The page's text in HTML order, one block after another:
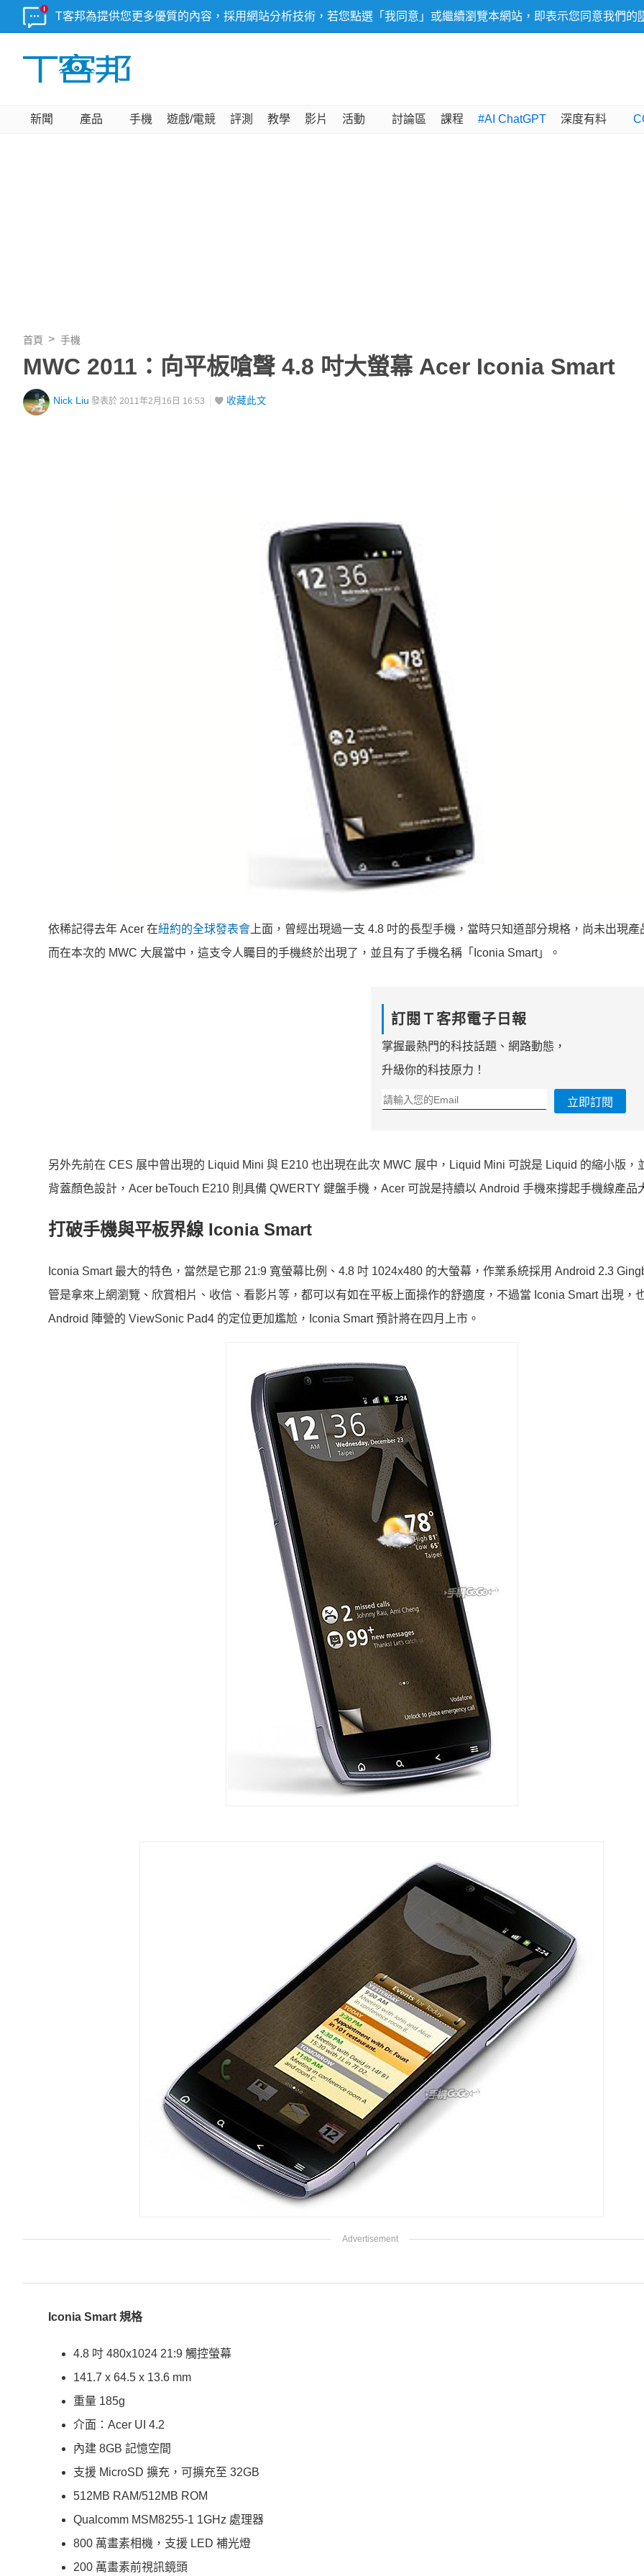
T客邦為提供您更多優質的內容，採用網站分析技術，若您點選「我同意」或繼續瀏覽本網站，即表示您同意我們的
新聞 產品 手機 遊戲/電競 評測 教學 影片 活動 討論區 課程 #AI ChatGPT 深度有料
首頁 手機
MWC 2011：向平板嗆聲 4.8 吋大螢幕 Acer Iconia Smart
Nick Liu 發表於 2011年2月16日 16:53 收藏此文
依稀記得去年 Acer 在紐約的全球發表會 上面，曾經出現過一支 4.8 吋的長型手機，當時只知道部分規格，尚未出現產
而在本次的 MWC 大展當中，這支令人矚目的手機終於出現了，並且有了手機名稱「Iconia Smart」。
訂閱Ｔ客邦電子日報
掌握最熱門的科技話題、網路動態，
升級你的科技原力！
立即訂閱
另外先前在 CES 展中曾出現的 Liquid Mini 與 E210 也出現在此次 MWC 展中，Liquid Mini 可說是 Liquid 的縮小版，
背蓋顏色設計，Acer beTouch E210 則具備 QWERTY 鍵盤手機，Acer 可說是持續以 Android 手機來撐起手機線產品
打破手機與平板界線 Iconia Smart
Iconia Smart 最大的特色，當然是它那 21:9 寬螢幕比例、4.8 吋 1024x480 的大螢幕，作業系統採用 Android 2.3
管是拿來上網瀏覽、欣賞相片、收信、看影片等，都可以有如在平板上面操作的舒適度，不過當 Iconia Smart 出現，
Android 陣營的 ViewSonic Pad4 的定位更加尷尬，Iconia Smart 預計將在四月上市。
Iconia Smart 規格
4.8 吋 480x1024 21:9 觸控螢幕
141.7 x 64.5 x 13.6 mm
重量 185g
介面：Acer UI 4.2
內建 8GB 記憶空間
支援 MicroSD 擴充，可擴充至 32GB
512MB RAM/512MB ROM
Qualcomm MSM8255-1 1GHz 處理器
800 萬畫素相機，支援 LED 補光燈
200 萬畫素前視訊鏡頭